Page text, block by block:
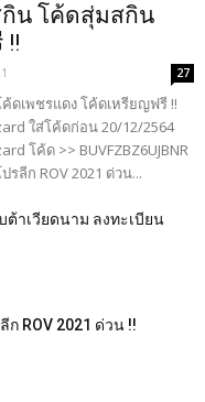
กิน โค้ดสุ่มสกิน
!!
27
ดเพชรแดง โค้ดเหรียญฟรี !!
ใส่โค้ดก่อน 20/12/2564
โค้ด >> BUVFZBZ6UJBNR
ลีก ROV 2021 ด่วน...
ต้าเวียดนาม ลงทะเบียน
ROV 2021 ด่วน !!